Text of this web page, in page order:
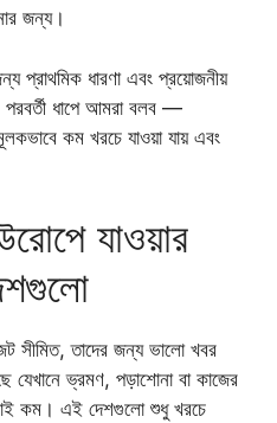
জন্য।
প্রাথমিক ধারণা এবং প্রয়োজনীয়
ধাপে আমরা বলব —
কম খরচে যাওয়া যায় এবং
যাওয়ার
সীমিত, তাদের জন্য ভালো খবর
ভ্রমণ, পড়াশোনা বা কাজের
কম। এই দেশগুলো শুধু খরচে